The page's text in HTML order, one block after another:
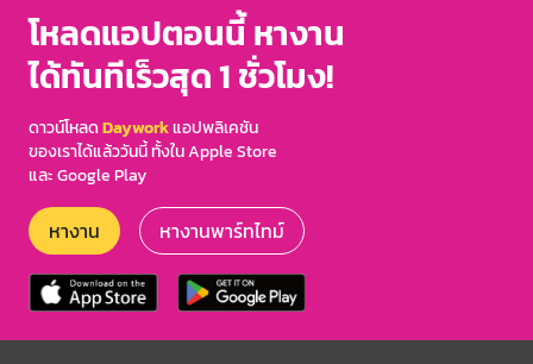
โหลดแอปตอนนี้ หางาน
ได้ทันทีเร็วสุด 1 ชั่วโมง!
ดาวน์โหลดDayworkแอปพลิเคชัน
ของเราได้แล้ววันนี้ ทั้งใน Apple Store
และ Google Play
หางาน หางานพาร์ทไทม์